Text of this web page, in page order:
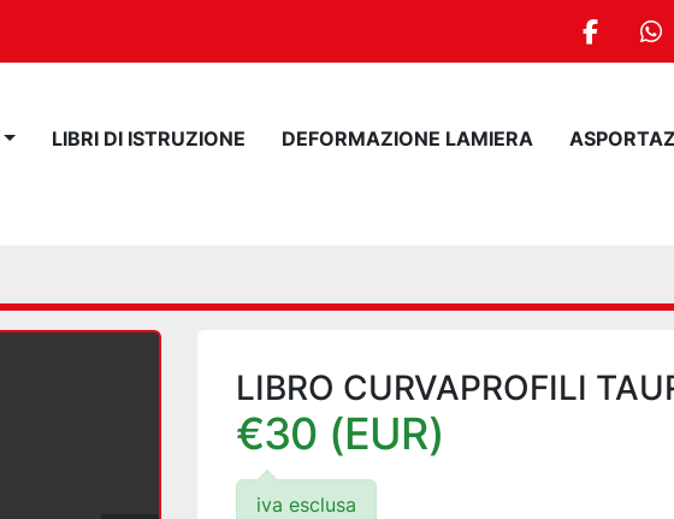
LIBRI DI ISTRUZIONE DEFORMAZIONE LAMIERA
LIBRO CURVAPROFILI
€30 (EUR)
iva esclusa